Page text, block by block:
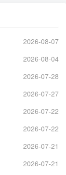
2026-08-07
2026-08-04
2026-07-28
2026-07-27
2026-07-22
2026-07-22
2026-07-21
2026-07-21